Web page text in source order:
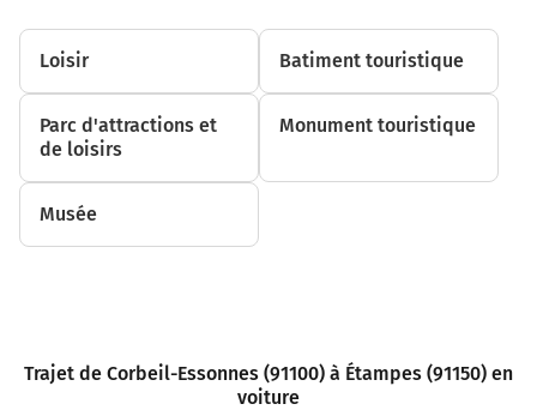
Zone Industrielle les Vignes
Au rond-point, prendre la 2ème sortie sur Diffuseur
Zone Industrielle les Vignes
Loisir Batiment touristique
Parc d'attractions et
de loisirs
Monument touristique
Musée
Trajet de Corbeil-Essonnes (91100) à Étampes (91150) en
voiture